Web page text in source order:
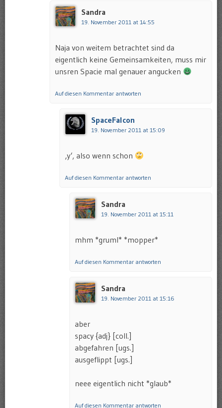
Sandra
19. November 2011 at 14:55
Naja von weitem betrachtet sind da
eigentlich keine Gemeinsamkeiten, muss mir
unsren Spacie mal genauer angucken
Auf diesen Kommentar antworten
SpaceFalcon
19. November 2011 at 15:09
‚y‘, also wenn schon
Auf diesen Kommentar antworten
Sandra
19. November 2011 at 15:11
mhm *gruml* *mopper*
Auf diesen Kommentar antworten
Sandra
19. November 2011 at 15:16
aber
spacy {adj} [coll.]
abgefahren [ugs.]
ausgeflippt [ugs.]
neee eigentlich nicht *glaub*
Auf diesen Kommentar antworten